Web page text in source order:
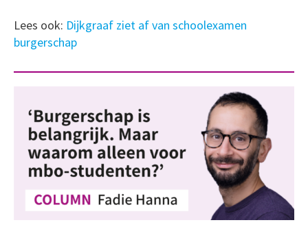
Lees ook: Dijkgraaf ziet af van schoolexamen
burgerschap